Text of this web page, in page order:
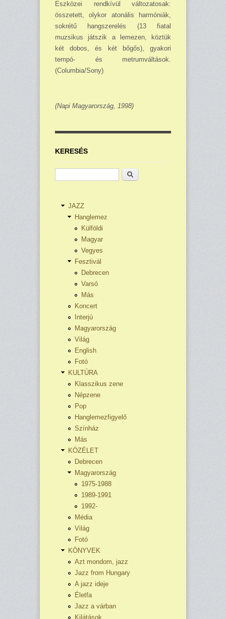
Eszközei rendkívül változatosak:
összetett, olykor atonális harmóniák,
sokrétű hangszerelés (13 fiatal
muzsikus játszik a lemezen, köztük
két dobos, és két bőgős), gyakori
tempó- és metrumvál­tások.
(Columbia/Sony)
(Napi Magyarország, 1998)
KERESÉS
Keresés
JAZZ
Hanglemez
Külföldi
Magyar
Vegyes
Fesztivál
Debrecen
Varsó
Más
Koncert
Interjú
Magyarország
Világ
English
Fotó
KULTÚRA
Klasszikus zene
Népzene
Pop
Hanglemezfigyelő
Színház
Más
KÖZÉLET
Debrecen
Magyarország
1975-1988
1989-1991
1992-
Média
Világ
Fotó
KÖNYVEK
Azt mondom, jazz
Jazz from Hungary
A jazz ideje
Életfa
Jazz a várban
Kilátások